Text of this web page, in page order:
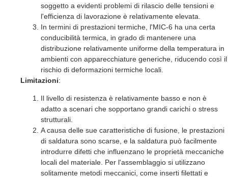
soggetto a evidenti problemi di rilascio delle tensioni e
l'efficienza di lavorazione è relativamente elevata.
In termini di prestazioni termiche, l'MIC-6 ha una certa
conducibilità termica, in grado di mantenere una
distribuzione relativamente uniforme della temperatura in
ambienti con apparecchiature generiche, riducendo così il
rischio di deformazioni termiche locali.
Limitazioni:
Il livello di resistenza è relativamente basso e non è
adatto a scenari che sopportano grandi carichi o stress
strutturali.
A causa delle sue caratteristiche di fusione, le prestazioni
di saldatura sono scarse, e la saldatura può facilmente
introdurre difetti che influenzano le proprietà meccaniche
locali del materiale. Per l'assemblaggio si utilizzano
solitamente metodi meccanici, come inserti filettati e